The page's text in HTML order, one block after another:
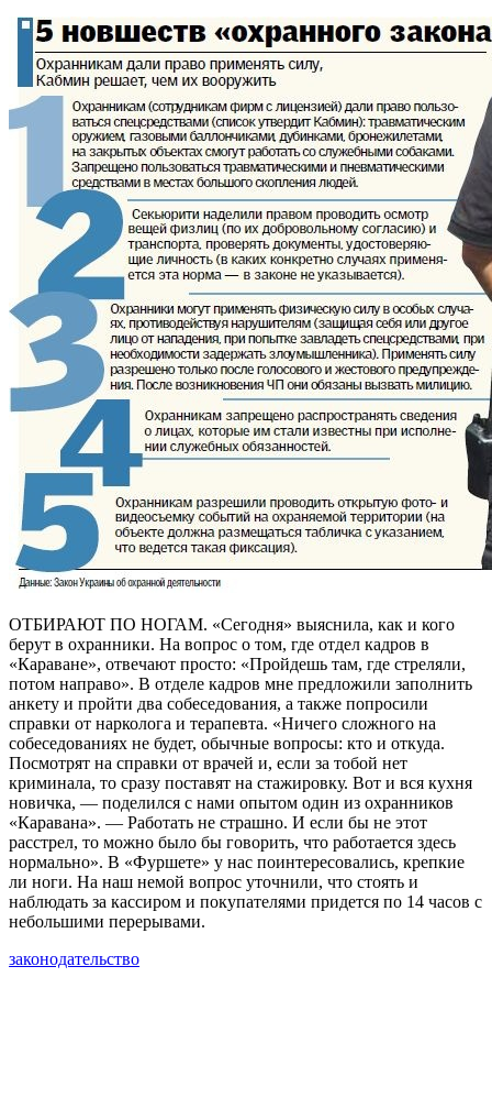
ОТБИРАЮТ ПО НОГАМ. «Сегодня» выяснила, как и кого
берут в охранники. На вопрос о том, где отдел кадров в
«Караване», отвечают просто: «Пройдешь там, где стреляли,
потом направо». В отделе кадров мне предложили заполнить
анкету и пройти два собеседования, а также попросили
справки от нарколога и терапевта. «Ничего сложного на
собеседованиях не будет, обычные вопросы: кто и откуда.
Посмотрят на справки от врачей и, если за тобой нет
криминала, то сразу поставят на стажировку. Вот и вся кухня
новичка, — поделился с нами опытом один из охранников
«Каравана». — Работать не страшно. И если бы не этот
расстрел, то можно было бы говорить, что работается здесь
нормально». В «Фуршете» у нас поинтересовались, крепкие
ли ноги. На наш немой вопрос уточнили, что стоять и
наблюдать за кассиром и покупателями придется по 14 часов с
небольшими перерывами.
законодательство